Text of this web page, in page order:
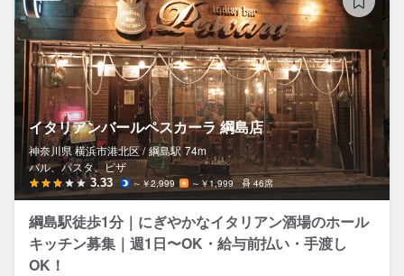
イタリアンバールペスカーラ 綱島店
神奈川県 横浜市港北区 / 綱島駅 74m
バル、パスタ、ピザ
3.33 ～￥2,999 ～￥1,999 46席
綱島駅徒歩1分｜にぎやかなイタリアン酒場のホール
キッチン募集｜週1日〜OK・給与前払い・手渡し
OK！